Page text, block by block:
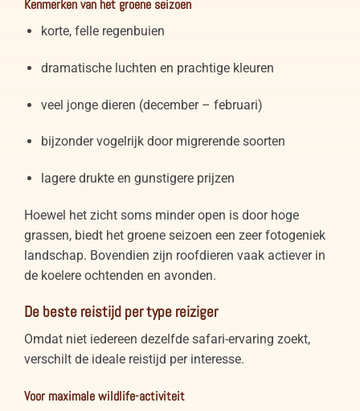
Kenmerken van het groene seizoen
korte, felle regenbuien
dramatische luchten en prachtige kleuren
veel jonge dieren (december – februari)
bijzonder vogelrijk door migrerende soorten
lagere drukte en gunstigere prijzen
Hoewel het zicht soms minder open is door hoge
grassen, biedt het groene seizoen een zeer fotogeniek
landschap. Bovendien zijn roofdieren vaak actiever in
de koelere ochtenden en avonden.
De beste reistijd per type reiziger
Omdat niet iedereen dezelfde safari-ervaring zoekt,
verschilt de ideale reistijd per interesse.
Voor maximale wildlife-activiteit